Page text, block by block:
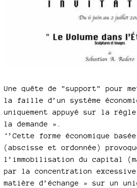
Une quête de "support" pour
la faille d’un système
uniquement appuyé sur la
la demande ».
‘’Cette forme économique
(abscisse et ordonnée)
l’immobilisation du capital
par la concentration
matière d’échange » sur un